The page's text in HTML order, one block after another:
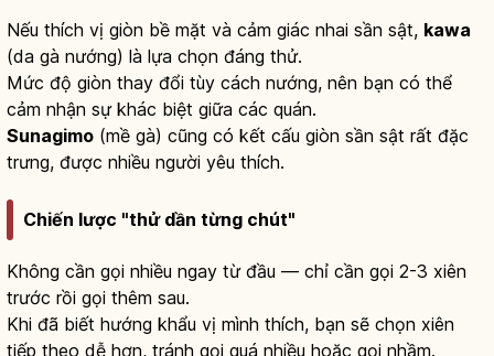
Nếu thích vị giòn bề mặt và cảm giác nhai sần sật, kawa
(da gà nướng) là lựa chọn đáng thử.
Mức độ giòn thay đổi tùy cách nướng, nên bạn có thể
cảm nhận sự khác biệt giữa các quán.
Sunagimo (mề gà) cũng có kết cấu giòn sần sật rất đặc
trưng, được nhiều người yêu thích.
Chiến lược "thử dần từng chút"
Không cần gọi nhiều ngay từ đầu — chỉ cần gọi 2-3 xiên
trước rồi gọi thêm sau.
Khi đã biết hướng khẩu vị mình thích, bạn sẽ chọn xiên
tiếp theo dễ hơn, tránh gọi quá nhiều hoặc gọi nhầm.